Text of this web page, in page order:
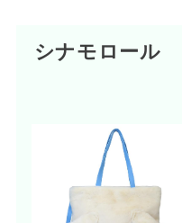
シナモロール